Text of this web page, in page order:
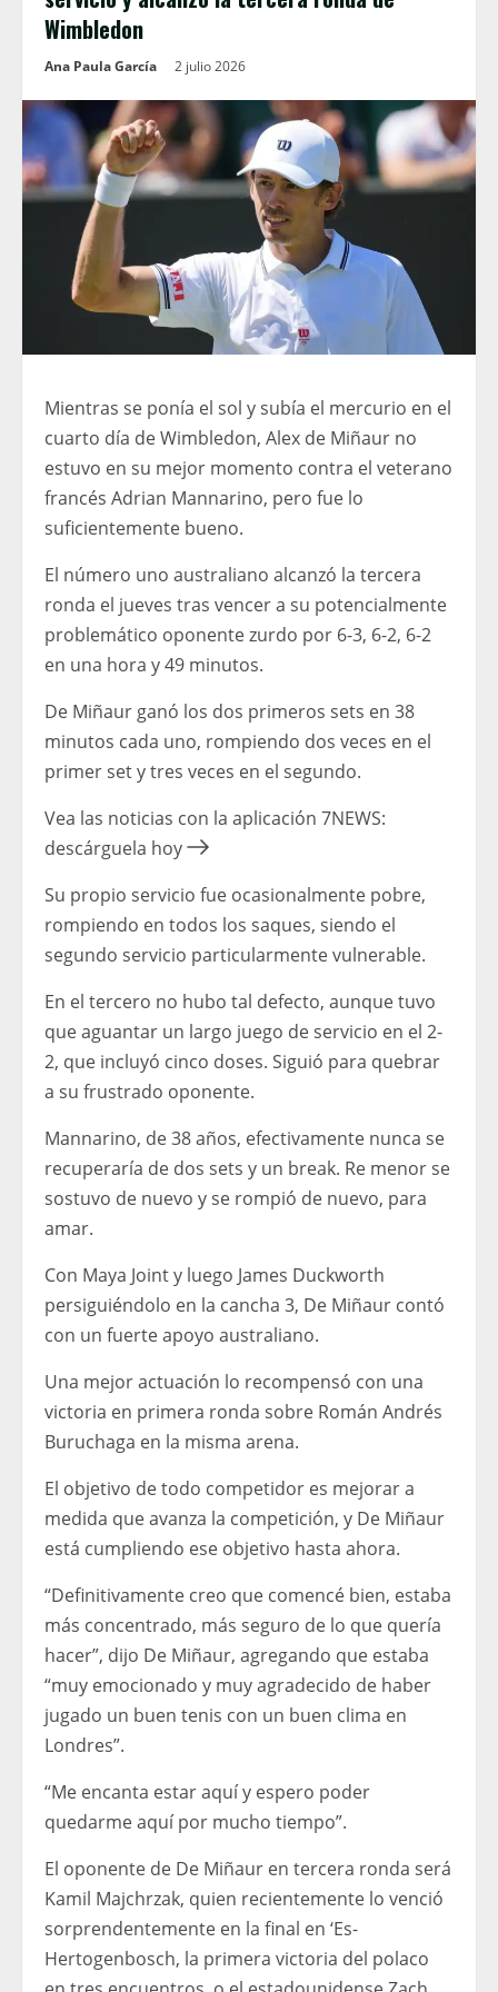
Wimbledon
Ana Paula García 2 julio 2026
Mientras se ponía el sol y subía el mercurio en el
cuarto día de Wimbledon, Alex de Miñaur no
estuvo en su mejor momento contra el veterano
francés Adrian Mannarino, pero fue lo
suficientemente bueno.
El número uno australiano alcanzó la tercera
ronda el jueves tras vencer a su potencialmente
problemático oponente zurdo por 6-3, 6-2, 6-2
en una hora y 49 minutos.
De Miñaur ganó los dos primeros sets en 38
minutos cada uno, rompiendo dos veces en el
primer set y tres veces en el segundo.
Vea las noticias con la aplicación 7NEWS:
descárguela hoy
Su propio servicio fue ocasionalmente pobre,
rompiendo en todos los saques, siendo el
segundo servicio particularmente vulnerable.
En el tercero no hubo tal defecto, aunque tuvo
que aguantar un largo juego de servicio en el 2-
2, que incluyó cinco doses. Siguió para quebrar
a su frustrado oponente.
Mannarino, de 38 años, efectivamente nunca se
recuperaría de dos sets y un break. Re menor se
sostuvo de nuevo y se rompió de nuevo, para
amar.
Con Maya Joint y luego James Duckworth
persiguiéndolo en la cancha 3, De Miñaur contó
con un fuerte apoyo australiano.
Una mejor actuación lo recompensó con una
victoria en primera ronda sobre Román Andrés
Buruchaga en la misma arena.
El objetivo de todo competidor es mejorar a
medida que avanza la competición, y De Miñaur
está cumpliendo ese objetivo hasta ahora.
“Definitivamente creo que comencé bien, estaba
más concentrado, más seguro de lo que quería
hacer”, dijo De Miñaur, agregando que estaba
“muy emocionado y muy agradecido de haber
jugado un buen tenis con un buen clima en
Londres”.
“Me encanta estar aquí y espero poder
quedarme aquí por mucho tiempo”.
El oponente de De Miñaur en tercera ronda será
Kamil Majchrzak, quien recientemente lo venció
sorprendentemente en la final en ‘Es-
Hertogenbosch, la primera victoria del polaco